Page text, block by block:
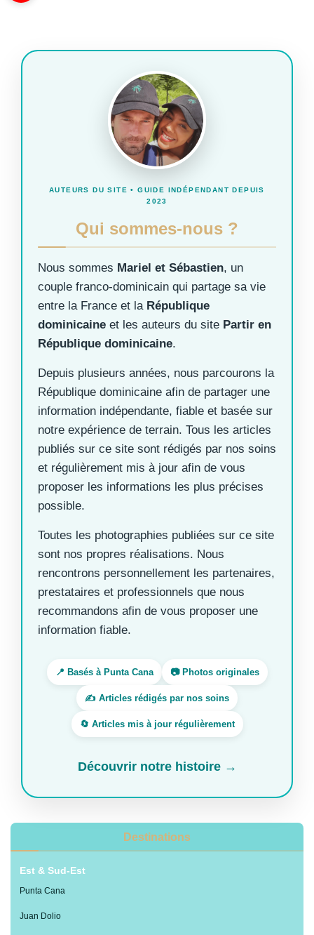
AUTEURS DU SITE • GUIDE INDÉPENDANT DEPUIS
2023
Qui sommes-nous ?
Nous sommes Mariel et Sébastien, un
couple franco-dominicain qui partage sa vie
entre la France et la République
dominicaine et les auteurs du site Partir en
République dominicaine.
Depuis plusieurs années, nous parcourons la
République dominicaine afin de partager une
information indépendante, fiable et basée sur
notre expérience de terrain. Tous les articles
publiés sur ce site sont rédigés par nos soins
et régulièrement mis à jour afin de vous
proposer les informations les plus précises
possible.
Toutes les photographies publiées sur ce site
sont nos propres réalisations. Nous
rencontrons personnellement les partenaires,
prestataires et professionnels que nous
recommandons afin de vous proposer une
information fiable.
📍 Basés à Punta Cana 📷 Photos originales
✍️ Articles rédigés par nos soins
🔄 Articles mis à jour régulièrement
Découvrir notre histoire →
Destinations
Est & Sud-Est
Punta Cana
Juan Dolio